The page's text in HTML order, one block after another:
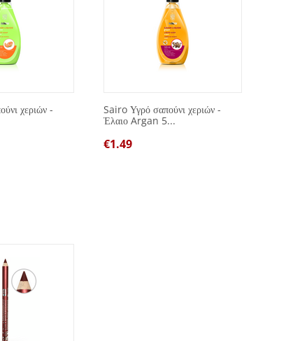
χεριών -
Sairo Υγρό σαπούνι χεριών -
Έλαιο Argan 5...
€1.49